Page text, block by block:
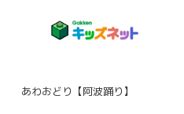
あわおどり【阿波踊り】